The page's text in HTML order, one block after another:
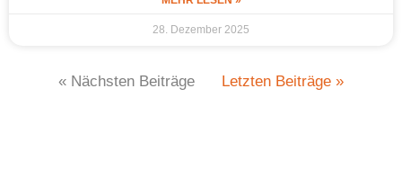
28. Dezember 2025
« Nächsten Beiträge Letzten Beiträge »